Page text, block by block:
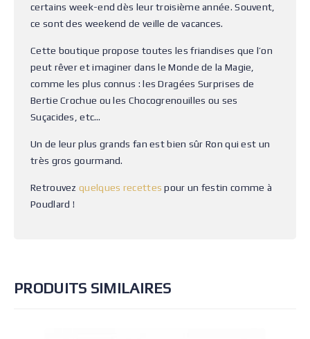
certains week-end dès leur troisième année. Souvent,
ce sont des weekend de veille de vacances.
Cette boutique propose toutes les friandises que l’on
peut rêver et imaginer dans le Monde de la Magie,
comme les plus connus : les Dragées Surprises de
Bertie Crochue ou les Chocogrenouilles ou ses
Suçacides, etc…
Un de leur plus grands fan est bien sûr Ron qui est un
très gros gourmand.
Retrouvez quelques recettes pour un festin comme à
Poudlard !
PRODUITS SIMILAIRES